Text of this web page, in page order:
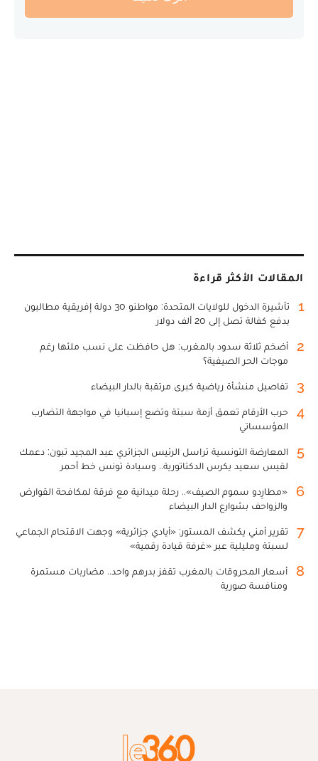
المقالات الأكثر قراءة
1
تأشيرة الدخول للولايات المتحدة: مواطنو 30 دولة إفريقية مطالبون
بدفع كفالة تصل إلى 20 ألف دولار
2
أضخم ثلاثة سدود بالمغرب: هل حافظت على نسب ملئها رغم
موجات الحر الصيفية؟
3 تفاصيل منشأة رياضية كبرى مرتقبة بالدار البيضاء
4
حرب الأرقام تعمق أزمة سبتة وتضع إسبانيا في مواجهة التضارب
المؤسساتي
5
المعارضة التونسية تراسل الرئيس الجزائري عبد المجيد تبون: دعمك
لقيس سعيد يكرس الدكتاتورية.. وسيادة تونس خط أحمر
6
«مطارِدو سموم الصيف».. رحلة ميدانية مع فرقة لمكافحة القوارض
والزواحف بشوارع الدار البيضاء
7
تقرير أمني يكشف المستور: «أيادي جزائرية» وجهت الاقتحام الجماعي
لسبتة ومليلية عبر «غرفة قيادة رقمية»
8
أسعار المحروقات بالمغرب تقفز بدرهم واحد.. مضاربات مستمرة
ومنافسة صورية